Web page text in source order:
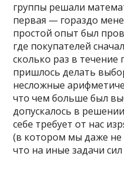
группы решали
первая — гораздо
простой опыт был
где покупателей
сколько раз в
пришлось делать
несложные
что чем больше был
допускалось в
себе требует от нас
(в котором мы даже не
что на иные задачи